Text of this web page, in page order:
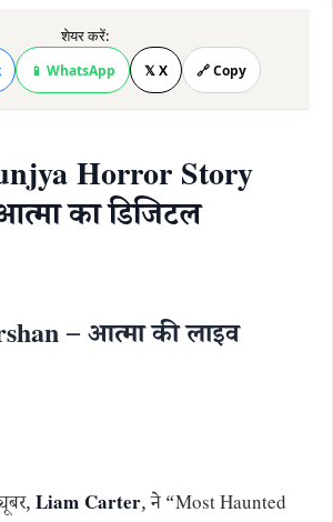
शेयर करें:
📱 WhatsApp 𝕏 X 🔗 Copy
Horror Story
का डिजिटल
– आत्मा की लाइव
Liam Carter, ने “Most Haunted